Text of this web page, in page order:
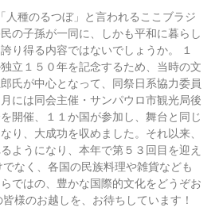
人種のるつぼ」と言われるここブラジ
の子孫が一同に、しかも平和に暮らし
り得る内容ではないでしょうか。 １
立１５０年を記念するため、当時の文
氏が中心となって、同祭日系協力委員
には同会主催・サンパウロ市観光局後
開催、１１か国が参加し、舞台と同じ
り、大成功を収めました。それ以来、
ようになり、本年で第５３回目を迎え
なく、各国の民族料理や雑貨なども
ではの、豊かな国際的文化をどうぞお
様のお越しを、お待ちしています！